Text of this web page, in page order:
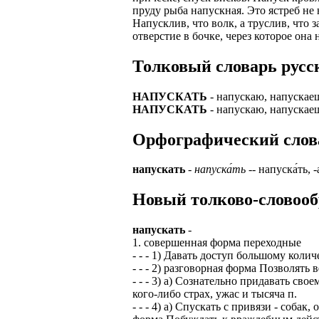
ПРОЦЕСС
приглашение от
Лицензия по
ВОЗМОЖНО
А также
# работа за
#
ЗАДАЧИ
Доставлять
Подписывать
В ходе
установке
Пожалуйста,
Опыт не нужен,
курьер
А также в
В
пруду рыба напускная. Это ястреб
Напусклив, что волк, а труслив, что
отверстие в бочке, через которое она
Толковый словарь
НАПУСКАТЬ - напускаю,
НАПУСКАТЬ - напускаю,
Орфографический
напускать - напуска́ть -- напуска́ть,
Новый толково-
напускать -
1. совершенная форма переходные
- - - 1) Давать доступ большому
- - - 2) разговорная форма Позволять
- - - 3) а) Сознательно придавать
кого-либо страх, ужас и тысяча п.
- - - 4) а) Спускать с привязи - собак,